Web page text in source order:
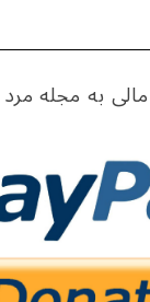
به مجله مرد